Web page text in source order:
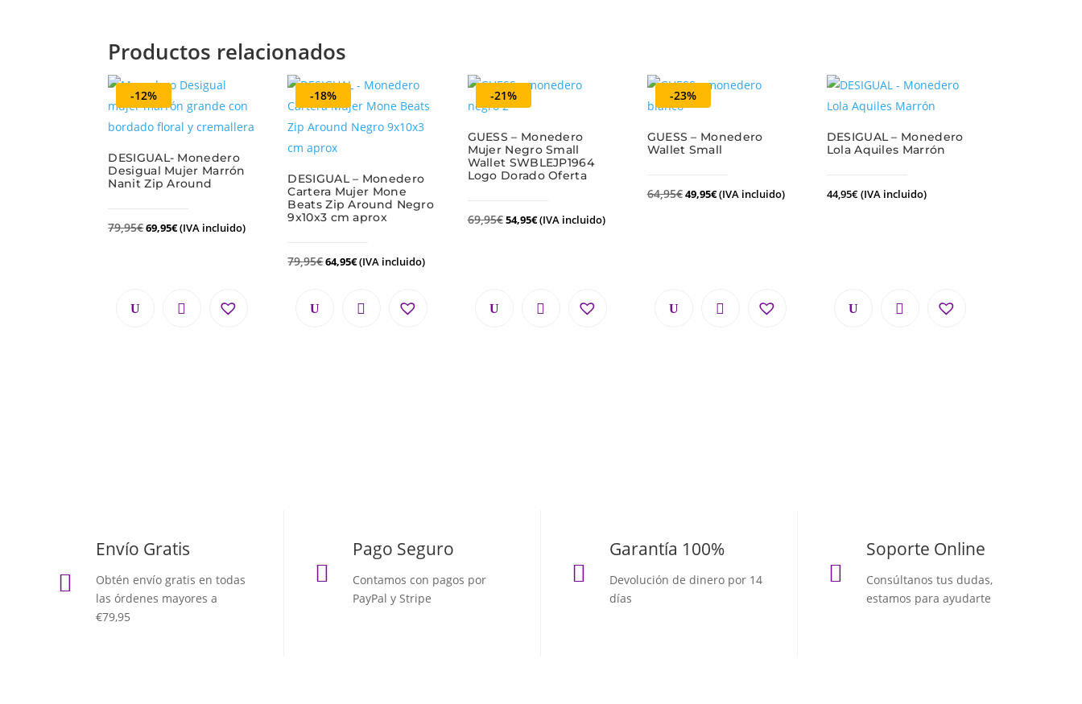
Productos relacionados
-12%
DESIGUAL- Monedero
Desigual Mujer Marrón
Nanit Zip Around
79,95€69,95€(IVA incluido)
-18%
DESIGUAL – Monedero
Cartera Mujer Mone
Beats Zip Around Negro
9x10x3 cm aprox
79,95€64,95€(IVA incluido)
-21%
GUESS – Monedero
Mujer Negro Small
Wallet SWBLEJP1964
Logo Dorado Oferta
69,95€54,95€(IVA incluido)
-23%
GUESS – Monedero
Wallet Small
64,95€49,95€(IVA incluido)
DESIGUAL – Monedero
Lola Aquiles Marrón
44,95€(IVA incluido)

Envío Gratis
Obtén envío gratis en todas
las órdenes mayores a
€79,95

Pago Seguro
Contamos con pagos por
PayPal y Stripe

Garantía 100%
Devolución de dinero por 14
días

Soporte Online
Consúltanos tus dudas,
estamos para ayudarte